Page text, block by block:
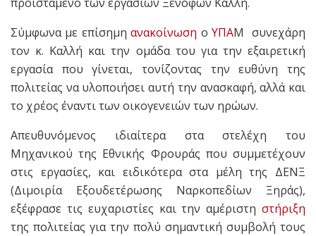
προϊστάμενο των εργασιών Ξενοφών Καλλή.
Σύμφωνα με επίσημηανακοίνωση οΥΠΑΜ συνεχάρη
τον κ. Καλλή και την ομάδα του για την εξαιρετική
εργασία που γίνεται, τονίζοντας την ευθύνη της
πολιτείας να υλοποιήσει αυτή την ανασκαφή, αλλά και
το χρέος έναντι των οικογενειών των ηρώων.
Απευθυνόμενος ιδιαίτερα στα στελέχη του
Μηχανικού της Εθνικής Φρουράς που συμμετέχουν
στις εργασίες, και ειδικότερα στα μέλη της ΔΕΝΞ
(Διμοιρία Εξουδετέρωσης Ναρκοπεδίων Ξηράς),
εξέφρασε τις ευχαριστίες και την αμέριστη στήριξη
της πολιτείας για την πολύ σημαντική συμβολή τους